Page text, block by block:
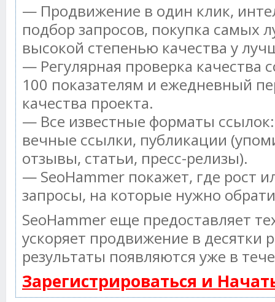
— Продвижение в один клик,
подбор запросов, покупка самых
высокой степенью качества у
— Регулярная проверка качества
100 показателям и ежедневный
качества проекта.
— Все известные форматы
вечные ссылки, публикации
отзывы, статьи, пресс-релизы).
— SeoHammer покажет, где рост
запросы, на которые нужно
SeoHammer еще предоставляет
ускоряет продвижение в десятки
результаты появляются уже в
Зарегистрироваться и